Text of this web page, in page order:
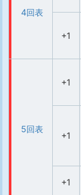
4回表
+1
5回表
+1
+1
+1